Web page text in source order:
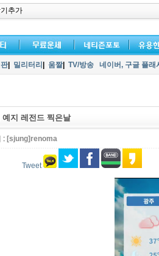
추가
| 밀리터리 움짤| TV/방송 네이버, 구글 플
예지 레전드 찍은날
: [sjung]renoma
Tweet